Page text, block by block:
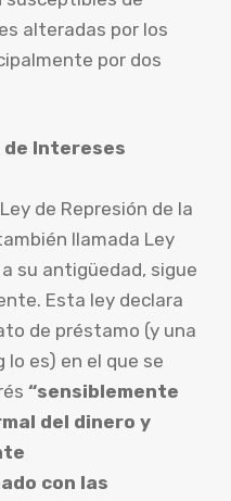
alteradas por los
por dos
de Intereses
de Represión de la
llamada Ley
su antigüedad, sigue
Esta ley declara
de préstamo (y una
es) en el que se
“sensiblemente
del dinero y
con las